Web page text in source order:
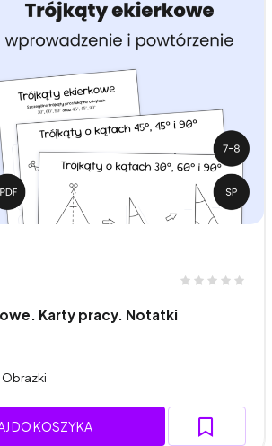
Karty pracy. Notatki
DO KOSZYKA